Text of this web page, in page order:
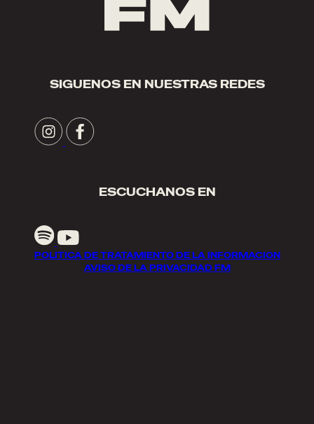
SIGUENOS EN NUESTRAS REDES
ESCUCHANOS EN
POLITICA DE TRATAMIENTO DE LA INFORMACION
AVISO DE LA PRIVACIDAD FM